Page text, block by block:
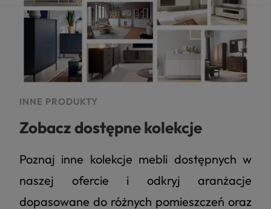
INNE PRODUKTY
Zobacz dostępne kolekcje
Poznaj inne kolekcje mebli dostępnych w
naszej ofercie i odkryj aranżacje
dopasowane do różnych pomieszczeń oraz